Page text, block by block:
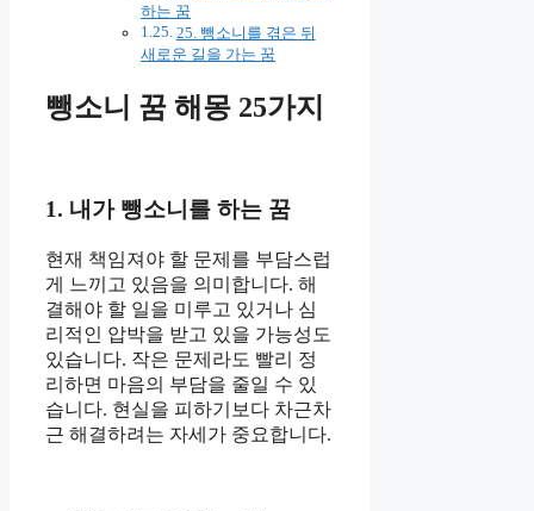
하는 꿈
25. 뺑소니를 겪은 뒤
새로운 길을 가는 꿈
뺑소니 꿈 해몽 25가지
1. 내가 뺑소니를 하는 꿈
현재 책임져야 할 문제를 부담스럽
게 느끼고 있음을 의미합니다. 해
결해야 할 일을 미루고 있거나 심
리적인 압박을 받고 있을 가능성도
있습니다. 작은 문제라도 빨리 정
리하면 마음의 부담을 줄일 수 있
습니다. 현실을 피하기보다 차근차
근 해결하려는 자세가 중요합니다.